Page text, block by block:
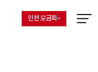
지회 선택 목록 열기
현재 선택된 지회
인천 모금회